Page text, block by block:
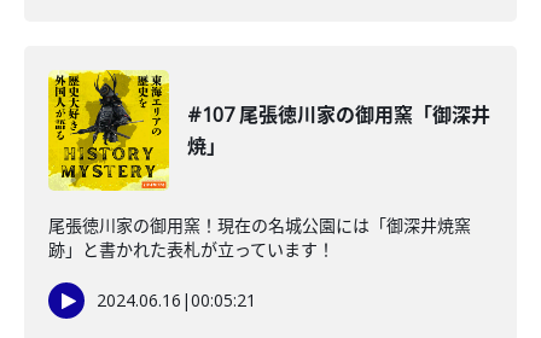
#107 尾張徳川家の御用窯「御深井
焼」
尾張徳川家の御用窯！現在の名城公園には「御深井焼窯
跡」と書かれた表札が立っています！
2024.06.16 |00:05:21